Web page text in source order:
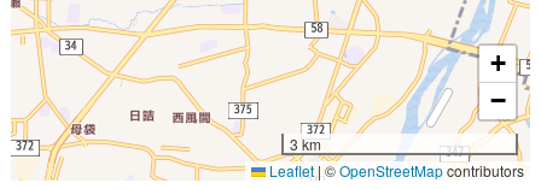
+
−
3 km
Leaflet | ©OpenStreetMapcontributors